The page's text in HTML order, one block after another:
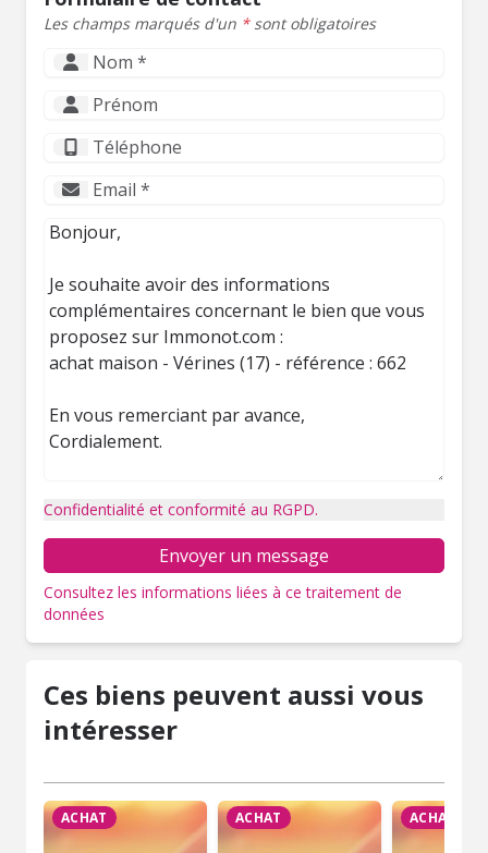
Les champs marqués d'un *sont obligatoires
Confidentialité et conformité au RGPD.
Envoyer un message
Consultez les informations liées à ce traitement de
données
Ces biens peuvent aussi vous
intéresser
ACHAT ACHAT ACHAT